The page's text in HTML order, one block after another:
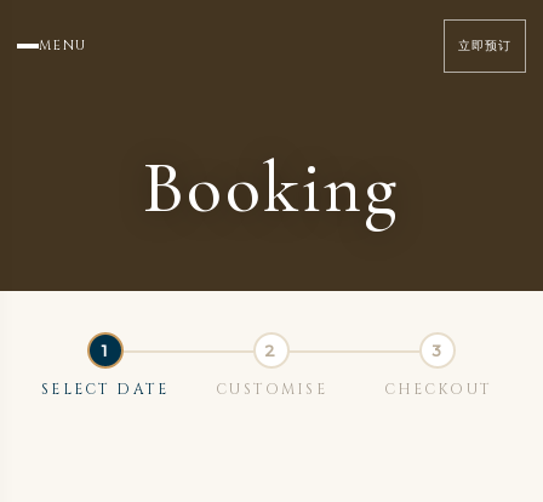
Booking
SELECT DATE CUSTOMISE CHECKOUT
MENU 立即预订